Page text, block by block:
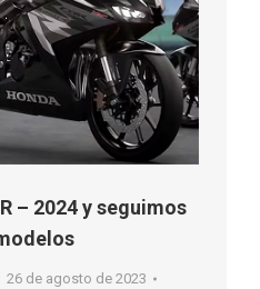
– 2024 y seguimos
26 de agosto de 2023